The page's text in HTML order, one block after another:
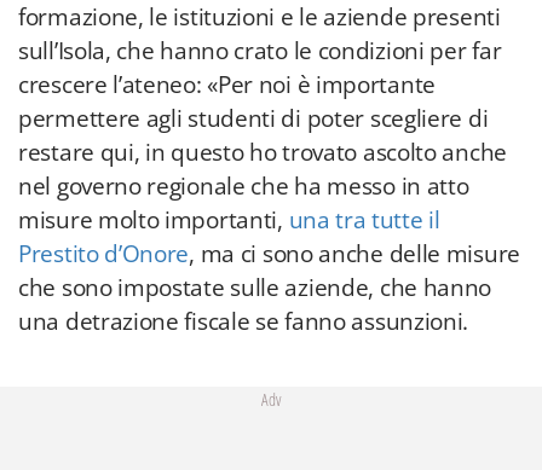
formazione, le istituzioni e le aziende presenti
sull’Isola, che hanno crato le condizioni per far
crescere l’ateneo: «Per noi è importante
permettere agli studenti di poter scegliere di
restare qui, in questo ho trovato ascolto anche
nel governo regionale che ha messo in atto
misure molto importanti, una tra tutte il
Prestito d’Onore, ma ci sono anche delle misure
che sono impostate sulle aziende, che hanno
una detrazione fiscale se fanno assunzioni.
Adv